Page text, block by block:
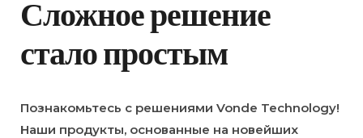
Сложное решение
стало простым
Познакомьтесь с решениями Vonde Technology!
Наши продукты, основанные на новейших